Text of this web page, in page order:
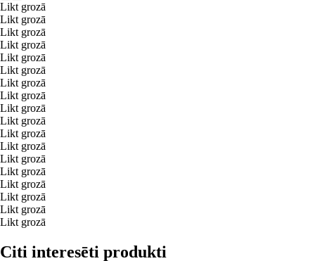
Likt grozā
Likt grozā
Likt grozā
Likt grozā
Likt grozā
Likt grozā
Likt grozā
Likt grozā
Likt grozā
Likt grozā
Likt grozā
Likt grozā
Likt grozā
Likt grozā
Likt grozā
Likt grozā
Likt grozā
Likt grozā
Citi interesēti produkti